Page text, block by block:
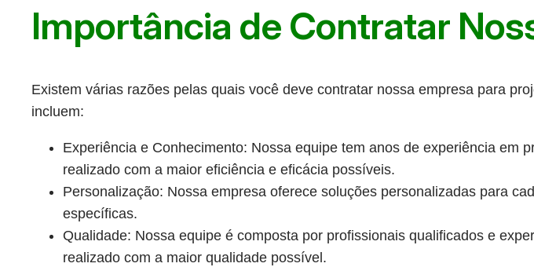
Importância de Contratar
Existem várias razões pelas quais você deve contratar nossa empresa para
incluem:
Experiência e Conhecimento: Nossa equipe tem anos de experiência em
realizado com a maior eficiência e eficácia possíveis.
Personalização: Nossa empresa oferece soluções personalizadas para
específicas.
Qualidade: Nossa equipe é composta por profissionais qualificados e
realizado com a maior qualidade possível.